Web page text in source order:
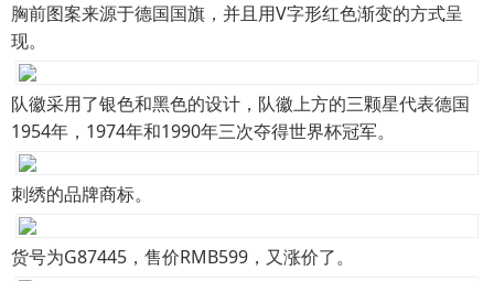
胸前图案来源于德国国旗，并且用V字形红色渐变的方式呈
现。
队徽采用了银色和黑色的设计，队徽上方的三颗星代表德国
1954年，1974年和1990年三次夺得世界杯冠军。
刺绣的品牌商标。
货号为G87445，售价RMB599，又涨价了。